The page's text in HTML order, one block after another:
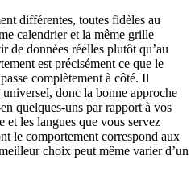
différentes, toutes fidèles au
calendrier et la même grille
de données réelles plutôt qu’au
est précisément ce que le
complètement à côté. Il
donc la bonne approche
quelques-uns par rapport à vos
et les langues que vous servez
le comportement correspond aux
choix peut même varier d’un